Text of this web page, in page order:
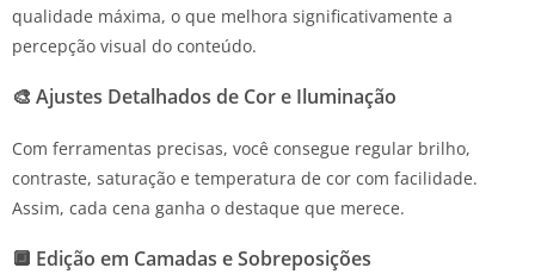
qualidade máxima, o que melhora significativamente a
percepção visual do conteúdo.
🎨 Ajustes Detalhados de Cor e Iluminação
Com ferramentas precisas, você consegue regular brilho,
contraste, saturação e temperatura de cor com facilidade.
Assim, cada cena ganha o destaque que merece.
🔲 Edição em Camadas e Sobreposições